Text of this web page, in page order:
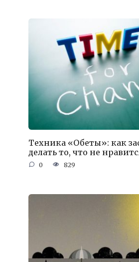
Техника «Обеты»: как
делать то, что не
0 829